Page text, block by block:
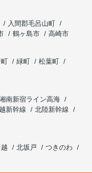
入間郡毛呂山町
鶴ヶ島市
高崎市
緑町
松葉町
南新宿ライン高海
越新幹線
北陸新幹線
越 北坂戸
つきのわ